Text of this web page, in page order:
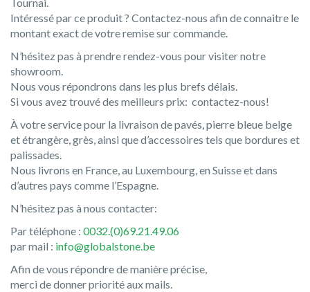
Intéressé par ce produit ? Contactez-nous afin de connaitre le
montant exact de votre remise sur commande.
N’hésitez pas à prendre rendez-vous pour visiter notre
showroom.
Nous vous répondrons dans les plus brefs délais.
Si vous avez trouvé des meilleurs prix: contactez-nous!
À votre service pour la livraison de pavés, pierre bleue belge
et étrangère, grès, ainsi que d’accessoires tels que bordures et
palissades.
Nous livrons en France, au Luxembourg, en Suisse et dans
d’autres pays comme l’Espagne.
N’hésitez pas à nous contacter:
Par téléphone : 0032.(0)69.21.49.06
par mail : info@globalstone.be
Afin de vous répondre de manière précise,
merci de donner priorité aux mails.